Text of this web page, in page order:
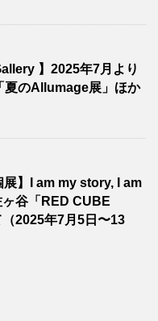
】2025年7月より
夏のAllumage展」ほか
展】I am my story, I am
谷「RED CUBE
2025年7月5日〜13